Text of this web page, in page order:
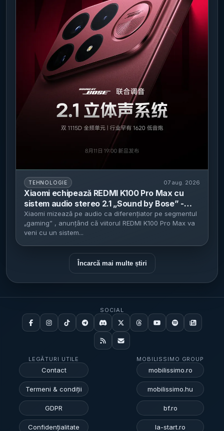
TEHNOLOGIE 07 aug. 2026
Xiaomi echipează REDMI K100 Pro Max cu
sistem audio stereo 2.1 „Sound by Bose” -
lansare pe 11 august și upgrade la difuzoare
1115D plus subwoofer dedicat
Xiaomi mizează pe audio ca diferențiator pe segmentul
„gaming” , anunțând că viitorul REDMI K100 Pro Max va
veni cu un sistem...
Încarcă mai multe știri
LEGĂTURI UTILE
Contact
Termeni & condiții
GDPR
Confidențialitate
SOCIAL
MOBILISSIMO GROUP
mobilissimo.ro
mobilissimo.hu
bf.ro
la-start.ro